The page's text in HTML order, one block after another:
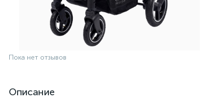
Пока нет отзывов
Описание